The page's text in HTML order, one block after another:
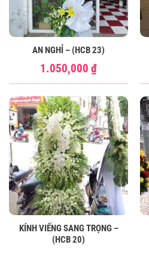
AN NGHỈ – (HCB 23)
1.050,000 ₫
KÍNH VIẾNG SANG TRỌNG –
(HCB 20)